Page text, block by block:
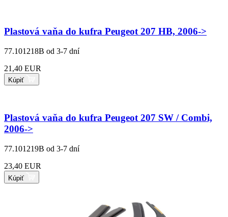
Plastová vaňa do kufra Peugeot 207 HB, 2006->
77.101218B od 3-7 dní
21,40 EUR
Kúpiť
Plastová vaňa do kufra Peugeot 207 SW / Combi,
2006->
77.101219B od 3-7 dní
23,40 EUR
Kúpiť